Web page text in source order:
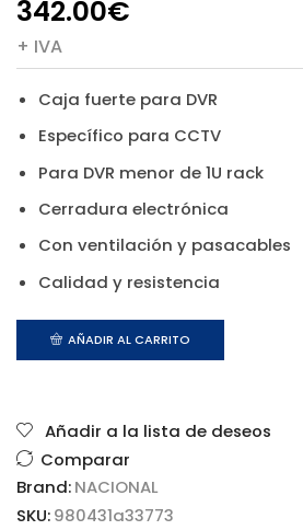
342.00€
+ IVA
Caja fuerte para DVR
Específico para CCTV
Para DVR menor de 1U rack
Cerradura electrónica
Con ventilación y pasacables
Calidad y resistencia
AÑADIR AL CARRITO
Añadir a la lista de deseos
Comparar
Brand:NACIONAL
SKU:980431a33773